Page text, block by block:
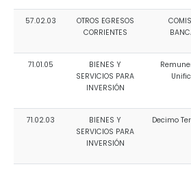
57.02.03
OTROS EGRESOS
CORRIENTES
71.01.05
BIENES Y
SERVICIOS PARA
INVERSIÓN
71.02.03
BIENES Y
SERVICIOS PARA
INVERSIÓN
Decimo